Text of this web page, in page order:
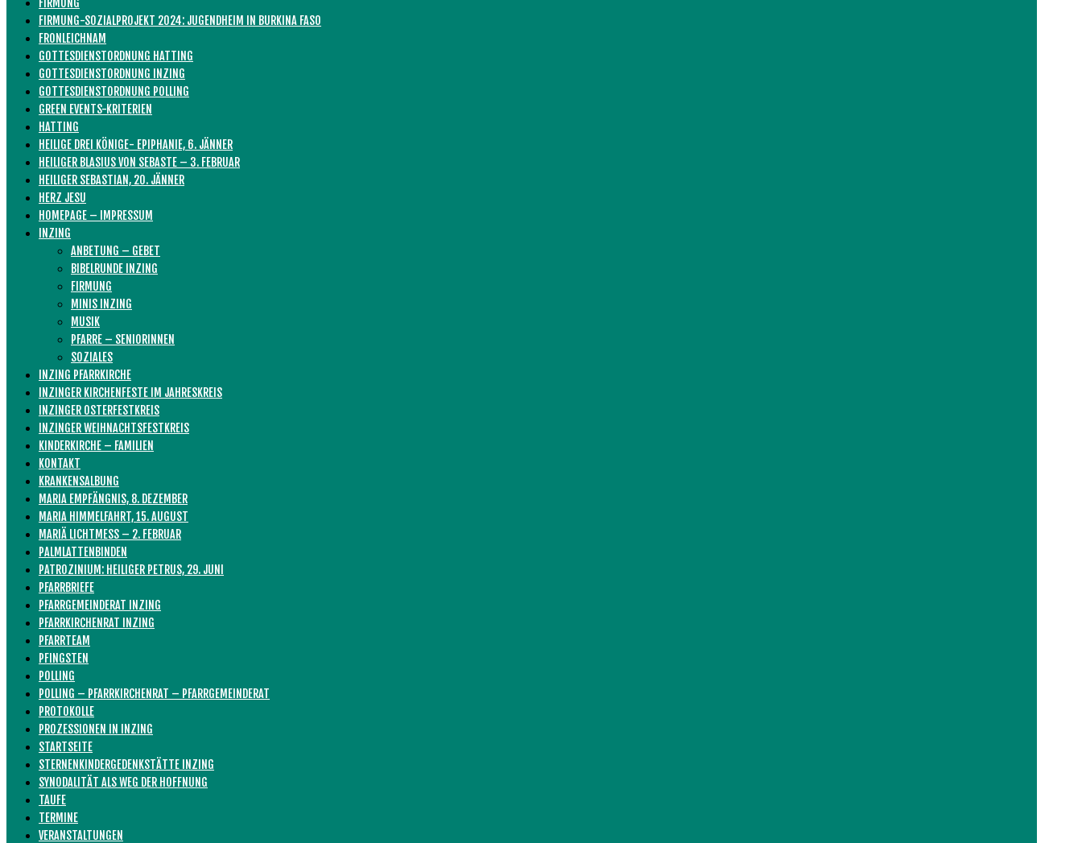
FIRMUNG
FIRMUNG-SOZIALPROJEKT 2024: JUGENDHEIM IN BURKINA FASO
FRONLEICHNAM
GOTTESDIENSTORDNUNG HATTING
GOTTESDIENSTORDNUNG INZING
GOTTESDIENSTORDNUNG POLLING
GREEN EVENTS-KRITERIEN
HATTING
HEILIGE DREI KÖNIGE- EPIPHANIE, 6. JÄNNER
HEILIGER BLASIUS VON SEBASTE – 3. FEBRUAR
HEILIGER SEBASTIAN, 20. JÄNNER
HERZ JESU
HOMEPAGE – IMPRESSUM
INZING
ANBETUNG – GEBET
BIBELRUNDE INZING
FIRMUNG
MINIS INZING
MUSIK
PFARRE – SENIORINNEN
SOZIALES
INZING PFARRKIRCHE
INZINGER KIRCHENFESTE IM JAHRESKREIS
INZINGER OSTERFESTKREIS
INZINGER WEIHNACHTSFESTKREIS
KINDERKIRCHE – FAMILIEN
KONTAKT
KRANKENSALBUNG
MARIA EMPFÄNGNIS, 8. DEZEMBER
MARIA HIMMELFAHRT, 15. AUGUST
MARIÄ LICHTMESS – 2. FEBRUAR
PALMLATTENBINDEN
PATROZINIUM: HEILIGER PETRUS, 29. JUNI
PFARRBRIEFE
PFARRGEMEINDERAT INZING
PFARRKIRCHENRAT INZING
PFARRTEAM
PFINGSTEN
POLLING
POLLING – PFARRKIRCHENRAT – PFARRGEMEINDERAT
PROTOKOLLE
PROZESSIONEN IN INZING
STARTSEITE
STERNENKINDERGEDENKSTÄTTE INZING
SYNODALITÄT ALS WEG DER HOFFNUNG
TAUFE
TERMINE
VERANSTALTUNGEN